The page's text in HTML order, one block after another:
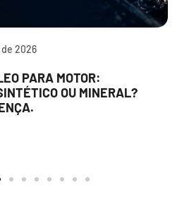
2026
PARA MOTOR:
OU MINERAL?